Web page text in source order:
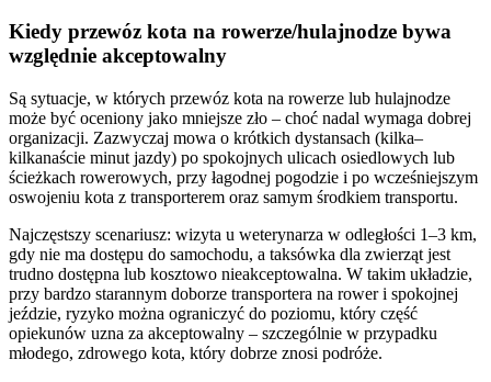
Kiedy przewóz kota na rowerze/hulajnodze bywa
względnie akceptowalny
Są sytuacje, w których przewóz kota na rowerze lub hulajnodze
może być oceniony jako mniejsze zło – choć nadal wymaga dobrej
organizacji. Zazwyczaj mowa o krótkich dystansach (kilka–
kilkanaście minut jazdy) po spokojnych ulicach osiedlowych lub
ścieżkach rowerowych, przy łagodnej pogodzie i po wcześniejszym
oswojeniu kota z transporterem oraz samym środkiem transportu.
Najczęstszy scenariusz: wizyta u weterynarza w odległości 1–3 km,
gdy nie ma dostępu do samochodu, a taksówka dla zwierząt jest
trudno dostępna lub kosztowo nieakceptowalna. W takim układzie,
przy bardzo starannym doborze transportera na rower i spokojnej
jeździe, ryzyko można ograniczyć do poziomu, który część
opiekunów uzna za akceptowalny – szczególnie w przypadku
młodego, zdrowego kota, który dobrze znosi podróże.